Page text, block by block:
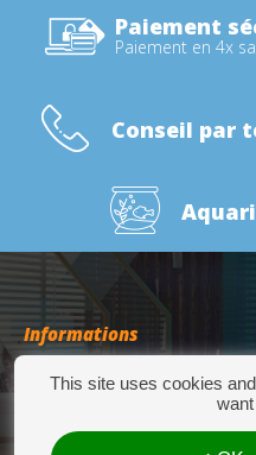
Paiement
Paiement en 4x
Conseil par
Informations
Catégories
This site uses cookies